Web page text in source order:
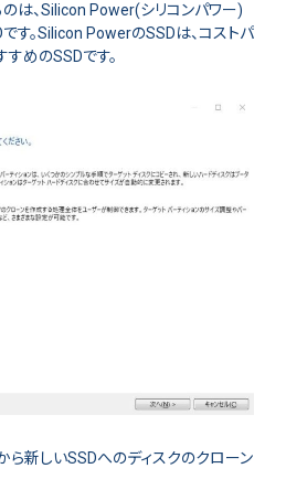
は、Silicon Power(シリコンパワー)
す。Silicon PowerのSSDは、コストパ
めのSSDです。
ら新しいSSDへのディスクのクローン